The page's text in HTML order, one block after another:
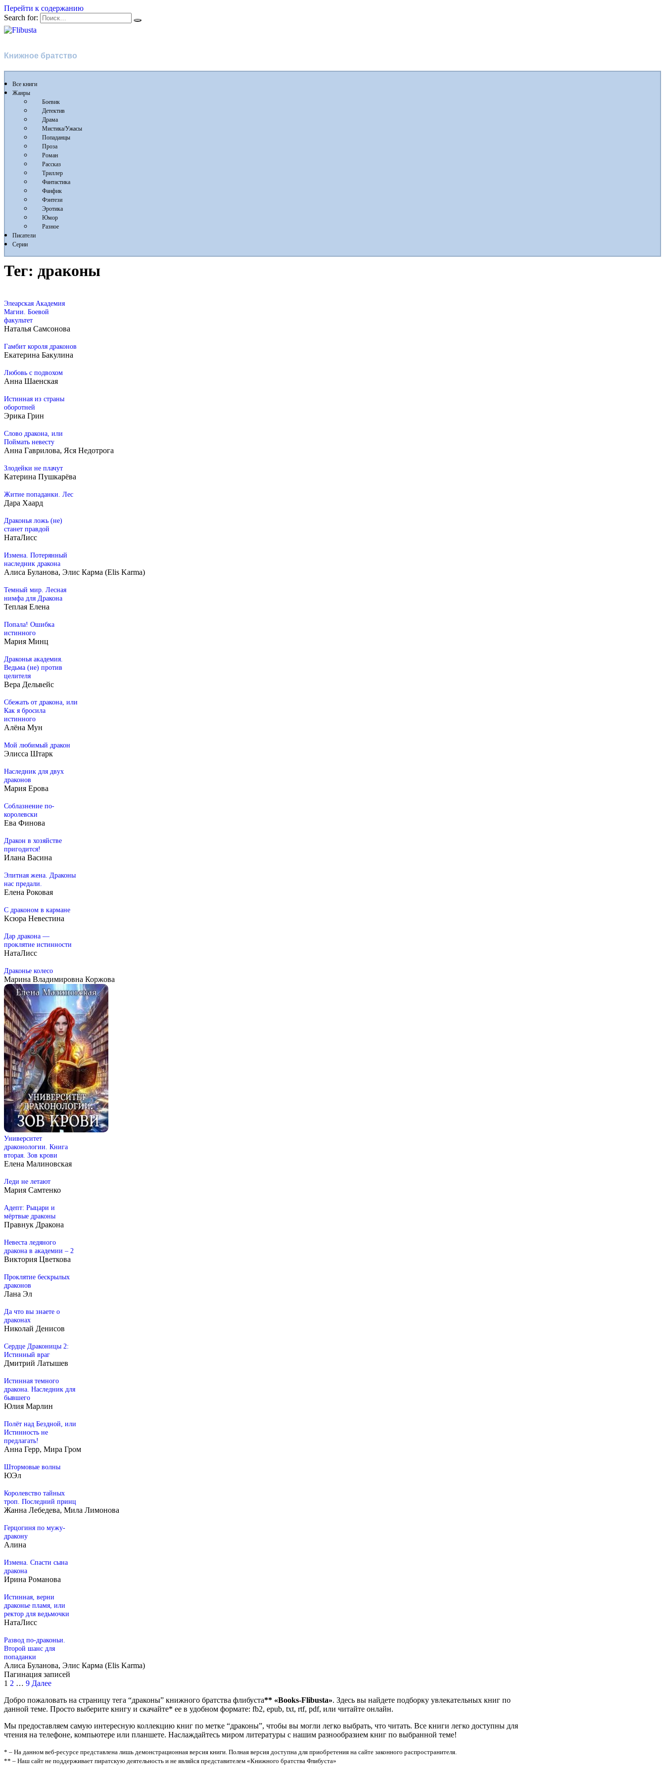
Перейти к содержанию
Search for:
Книжное братство
Все книги
Жанры
Боевик
Детектив
Драма
Мистика/Ужасы
Попаданцы
Проза
Роман
Рассказ
Триллер
Фантастика
Фанфик
Фэнтези
Эротика
Юмор
Разное
Писатели
Серии
Тег: драконы
Элеарская Академия
Магии. Боевой
факультет
Наталья Самсонова
Гамбит короля драконов
Екатерина Бакулина
Любовь с подвохом
Анна Шаенская
Истинная из страны
оборотней
Эрика Грин
Слово дракона, или
Поймать невесту
Анна Гаврилова, Яся Недотрога
Злодейки не плачут
Катерина Пушкарёва
Житие попаданки. Лес
Дара Хаард
Драконья ложь (не)
станет правдой
НатаЛисс
Измена. Потерянный
наследник дракона
Алиса Буланова, Элис Карма (Elis Karma)
Темный мир. Лесная
нимфа для Дракона
Теплая Елена
Попала! Ошибка
истинного
Мария Минц
Драконья академия.
Ведьма (не) против
целителя
Вера Дельвейс
Сбежать от дракона, или
Как я бросила
истинного
Алёна Мун
Мой любимый дракон
Элисса Штарк
Наследник для двух
драконов
Мария Ерова
Соблазнение по-
королевски
Ева Финова
Дракон в хозяйстве
пригодится!
Илана Васина
Элитная жена. Драконы
нас предали.
Елена Роковая
С драконом в кармане
Ксюра Невестина
Дар дракона —
проклятие истинности
НатаЛисс
Драконье колесо
Марина Владимировна Коржова
Университет
драконологии. Книга
вторая. Зов крови
Елена Малиновская
Леди не летают
Мария Самтенко
Адепт: Рыцари и
мёртвые драконы
Правнук Дракона
Невеста ледяного
дракона в академии – 2
Виктория Цветкова
Проклятие бескрылых
драконов
Лана Эл
Да что вы знаете о
драконах
Николай Денисов
Сердце Драконицы 2:
Истинный враг
Дмитрий Латышев
Истинная темного
дракона. Наследник для
бывшего
Юлия Марлин
Полёт над Бездной, или
Истинность не
предлагать!
Анна Герр, Мира Гром
Штормовые волны
ЮЭл
Королевство тайных
троп. Последний принц
Жанна Лебедева, Мила Лимонова
Герцогиня по мужу-
дракону
Алина
Измена. Спасти сына
дракона
Ирина Романова
Истинная, верни
драконье пламя, или
ректор для ведьмочки
НатаЛисс
Развод по-драконьи.
Второй шанс для
попаданки
Алиса Буланова, Элис Карма (Elis Karma)
Пагинация записей
1 2 … 9 Далее
Добро пожаловать на страницу тега “драконы” книжного братства флибуста** «Books-Flibusta». Здесь вы найдете подборку увлекательных книг по
данной теме. Просто выберите книгу и скачайте* ее в удобном формате: fb2, epub, txt, rtf, pdf, или читайте онлайн.
Мы предоставляем самую интересную коллекцию книг по метке “драконы”, чтобы вы могли легко выбрать, что читать. Все книги легко доступны для
чтения на телефоне, компьютере или планшете. Наслаждайтесь миром литературы с нашим разнообразием книг по выбранной теме!
* – На данном веб-ресурсе представлена лишь демонстрационная версия книги. Полная версия доступна для приобретения на сайте законного распространителя.
** – Наш сайт не поддерживает пиратскую деятельность и не являйся представителем «Книжного братства Флибуста»